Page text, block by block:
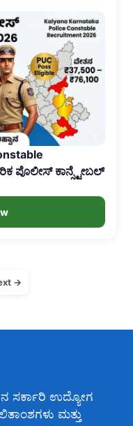
ಪೊಲೀಸ್ ಕಾನ್ಸ್ಟೇಬಲ್
→
ಸರ್ಕಾರಿ ಉದ್ಯೋಗ
ಮತ್ತು